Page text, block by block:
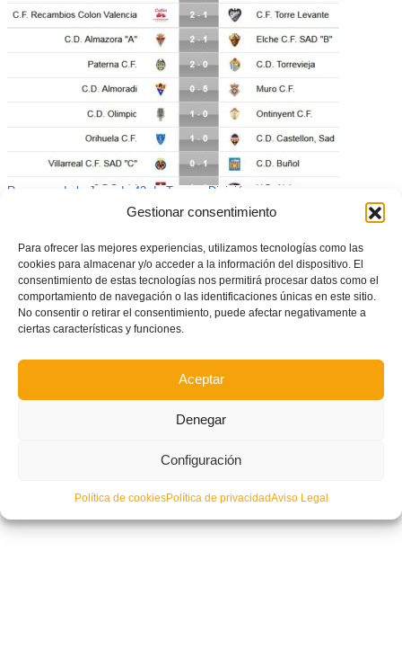
Gestionar consentimiento
Para ofrecer las mejores experiencias, utilizamos tecnologías como las
cookies para almacenar y/o acceder a la información del dispositivo. El
consentimiento de estas tecnologías nos permitirá procesar datos como el
comportamiento de navegación o las identificaciones únicas en este sitio.
No consentir o retirar el consentimiento, puede afectar negativamente a
ciertas características y funciones.
Aceptar
Denegar
Configuración
Política de cookiesPolítica de privacidadAviso Legal
Resumen de la Jornada 42 de Tercera División
Publicadas las Circulares 16 y 17 de la temporada 2018/19